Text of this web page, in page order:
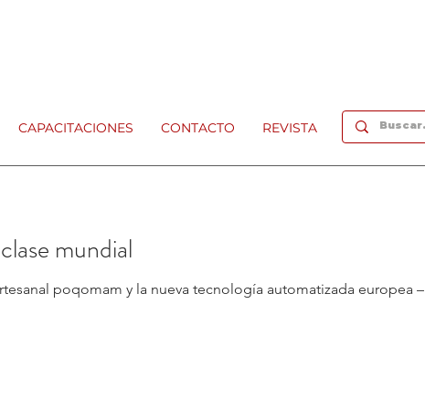
CAPACITACIONES CONTACTO REVISTA
mundial
poqomam y la nueva tecnología automatizada europea –